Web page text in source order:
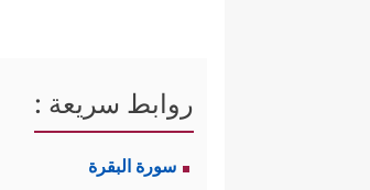
روابط سريعة :
سورة البقرة